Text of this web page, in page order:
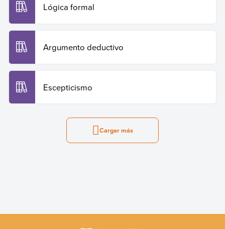
Lógica formal
Argumento deductivo
Escepticismo
Cargar más